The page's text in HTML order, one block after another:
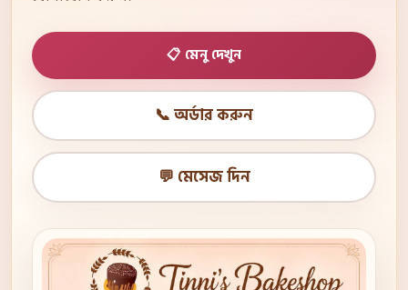
📋 মেনু দেখুন
📞 অর্ডার করুন
💬 মেসেজ দিন